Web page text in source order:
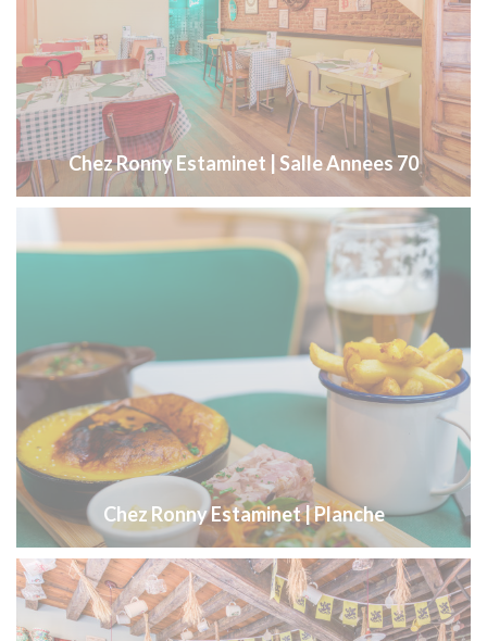
Chez Ronny Estaminet | Salle Annees 70
Chez Ronny Estaminet | Planche